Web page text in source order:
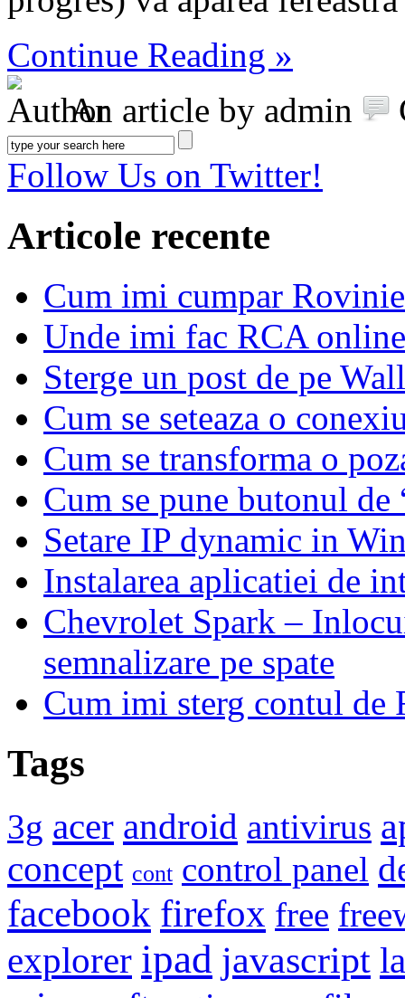
Continue Reading »
An article by admin
Follow Us on Twitter!
Articole recente
Cum imi cumpar
Unde imi fac RCA
Sterge un post de pe
Cum se seteaza o
Cum se transforma o
Cum se pune butonul
Setare IP dynamic in
Instalarea aplicatiei de
Chevrolet Spark –
semnalizare pe spate
Cum imi sterg contul de
Tags
3g acer android antivirus
concept cont control panel
facebook firefox free
explorer ipad javascript